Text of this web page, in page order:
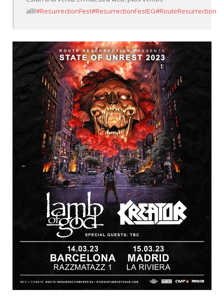
allí!#ResurrectionFest#ResurrectionFestEG#RouteResurrection